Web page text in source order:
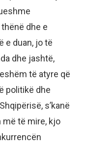
dhe e
e duan, jo të
dhe jashtë,
të atyre që
politikë dhe
s’kanë
më të mire, kjo